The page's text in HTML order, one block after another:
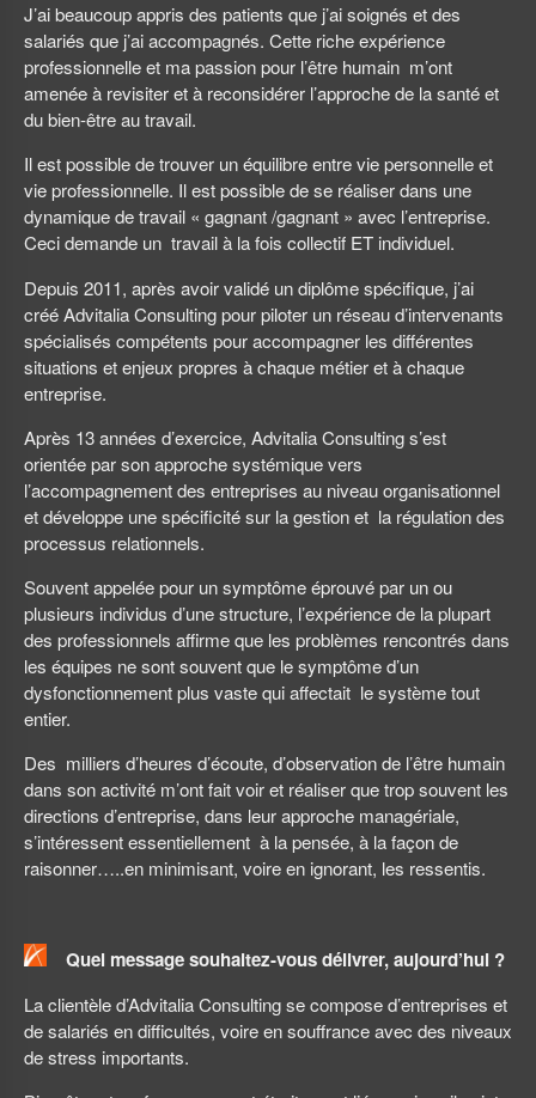
J’ai beaucoup appris des patients que j’ai soignés et des
salariés que j’ai accompagnés. Cette riche expérience
professionnelle et ma passion pour l’être humain m’ont
amenée à revisiter et à reconsidérer l’approche de la santé et
du bien-être au travail.
Il est possible de trouver un équilibre entre vie personnelle et
vie professionnelle. Il est possible de se réaliser dans une
dynamique de travail « gagnant /gagnant » avec l’entreprise.
Ceci demande un travail à la fois collectif ET individuel.
Depuis 2011, après avoir validé un diplôme spécifique, j’ai
créé Advitalia Consulting pour piloter un réseau d’intervenants
spécialisés compétents pour accompagner les différentes
situations et enjeux propres à chaque métier et à chaque
entreprise.
Après 13 années d’exercice, Advitalia Consulting s’est
orientée par son approche systémique vers
l’accompagnement des entreprises au niveau organisationnel
et développe une spécificité sur la gestion et la régulation des
processus relationnels.
Souvent appelée pour un symptôme éprouvé par un ou
plusieurs individus d’une structure, l’expérience de la plupart
des professionnels affirme que les problèmes rencontrés dans
les équipes ne sont souvent que le symptôme d’un
dysfonctionnement plus vaste qui affectait le système tout
entier.
Des milliers d’heures d’écoute, d’observation de l’être humain
dans son activité m’ont fait voir et réaliser que trop souvent les
directions d’entreprise, dans leur approche managériale,
s’intéressent essentiellement à la pensée, à la façon de
raisonner…..en minimisant, voire en ignorant, les ressentis.
Quel message souhaitez-vous délivrer, aujourd’hui ?
La clientèle d’Advitalia Consulting se compose d’entreprises et
de salariés en difficultés, voire en souffrance avec des niveaux
de stress importants.